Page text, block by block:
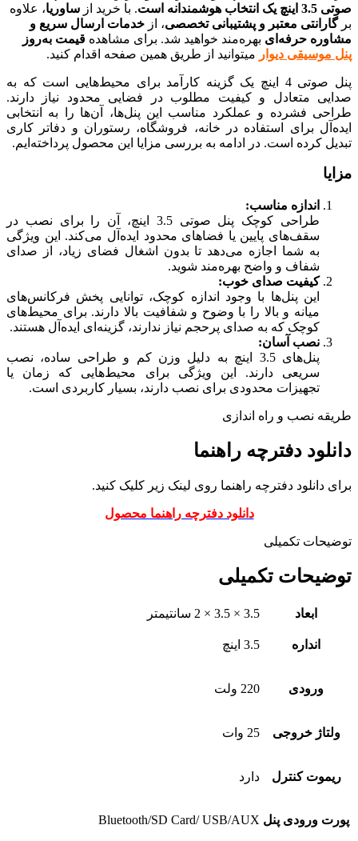
صوتی 3.5 اینچ یک انتخاب هوشمندانه است
. با خرید از ساوریا، علاوه
برگارانتی معتبر و پشتیبانی تخصصی، از خدمات ارسال سریع و
مشاوره حرفه‌ای بهره‌مند خواهید شد. برای مشاهده قیمت به‌روز
پنل موسیقی دیوار میتوانید از طریق همین صفحه اقدام کنید.
پنل صوتی 4 اینچ یک گزینه کارآمد برای محیط‌هایی است که به
صدایی متعادل و کیفیت مطلوب در فضایی محدود نیاز دارند.
طراحی فشرده و عملکرد مناسب این پنل‌ها، آن‌ها را به انتخابی
ایده‌آل برای استفاده در خانه، فروشگاه، رستوران و دفاتر کاری
تبدیل کرده است. در ادامه به بررسی مزایا این محصول پرداخته‌ایم.
مزایا
اندازه مناسب:
طراحی کوچک پنل صوتی 3.5 اینچ، آن را برای نصب در
سقف‌های پایین یا فضاهای محدود ایده‌آل می‌کند. این ویژگی
به شما اجازه می‌دهد تا بدون اشغال فضای زیاد، از صدای
شفاف و واضح بهره‌مند شوید.
کیفیت صدای خوب:
این پنل‌ها با وجود اندازه کوچک، توانایی پخش فرکانس‌های
میانه و بالا را با وضوح و شفافیت بالا دارند. برای محیط‌های
کوچک که به صدای پرحجم نیاز ندارند، گزینه‌ای ایده‌آل هستند.
نصب آسان:
پنل‌های 3.5 اینچ به دلیل وزن کم و طراحی ساده، نصب
سریعی دارند. این ویژگی برای محیط‌هایی که زمان یا
تجهیزات محدودی برای نصب دارند، بسیار کاربردی است.
طریقه نصب و راه اندازی
دانلود دفترچه راهنما
برای دانلود دفترچه راهنما روی لینک زیر کلیک کنید.
دانلود دفترچه راهنما محصول
توضیحات تکمیلی
توضیحات تکمیلی
ابعاد 3.5 × 3.5 × 2 سانتیمتر
انداره 3.5 اینچ
ورودی 220 ولت
ولتاژ خروجی 25 وات
ریموت کنترل دارد
پورت ورودی پنل Bluetooth/SD Card/ USB/AUX